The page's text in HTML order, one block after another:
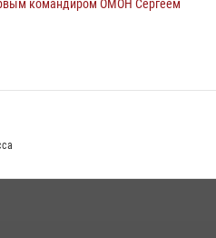
командиром ОМОН Сергеем